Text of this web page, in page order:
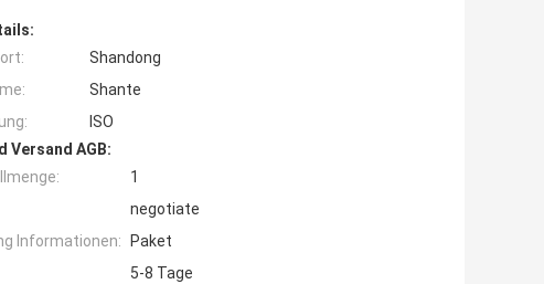
Shandong
Shante
ISO
Versand AGB:
1
negotiate
Informationen:
Paket
5-8 Tage